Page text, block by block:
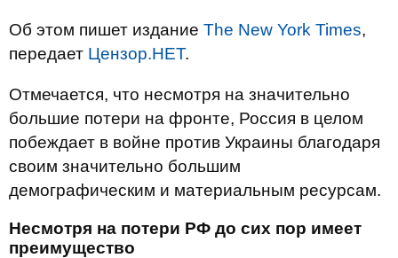
Об этом пишет издание The New York Times,
передает Цензор.НЕТ.
Отмечается, что несмотря на значительно
большие потери на фронте, Россия в целом
побеждает в войне против Украины благодаря
своим значительно большим
демографическим и материальным ресурсам.
Несмотря на потери РФ до сих пор имеет
преимущество